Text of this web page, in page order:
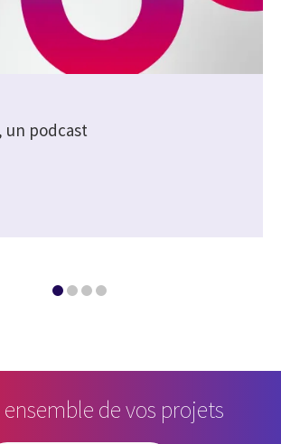
un podcast
ensemble de vos projets